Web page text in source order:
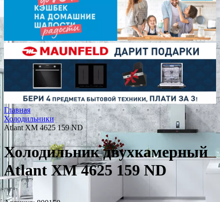
Главная
Холодильники
Atlant ХМ 4625 159 ND
Холодильник двухкамерный
Atlant ХМ 4625 159 ND